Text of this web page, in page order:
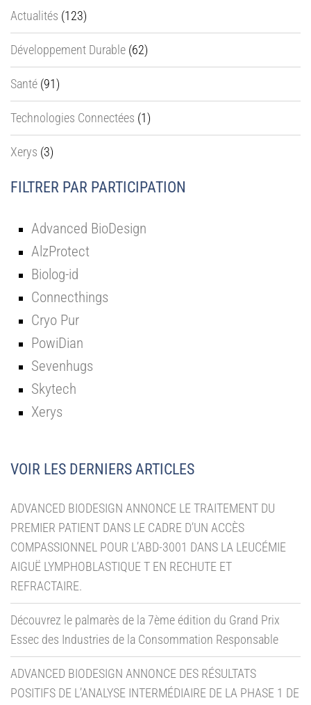
Actualités (123)
Développement Durable (62)
Santé (91)
Technologies Connectées (1)
Xerys (3)
FILTRER PAR PARTICIPATION
Advanced BioDesign
AlzProtect
Biolog-id
Connecthings
Cryo Pur
PowiDian
Sevenhugs
Skytech
Xerys
VOIR LES DERNIERS ARTICLES
ADVANCED BIODESIGN ANNONCE LE TRAITEMENT DU
PREMIER PATIENT DANS LE CADRE D’UN ACCÈS
COMPASSIONNEL POUR L’ABD-3001 DANS LA LEUCÉMIE
AIGUË LYMPHOBLASTIQUE T EN RECHUTE ET
REFRACTAIRE.
Découvrez le palmarès de la 7ème édition du Grand Prix
Essec des Industries de la Consommation Responsable
ADVANCED BIODESIGN ANNONCE DES RÉSULTATS
POSITIFS DE L’ANALYSE INTERMÉDIAIRE DE LA PHASE 1 DE